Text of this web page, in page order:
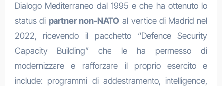
Dialogo Mediterraneo dal 1995 e che ha ottenuto lo
status di partner non-NATO al vertice di Madrid nel
2022, ricevendo il pacchetto “Defence Security
Capacity Building” che le ha permesso di
modernizzare e rafforzare il proprio esercito e
include: programmi di addestramento, intelligence,